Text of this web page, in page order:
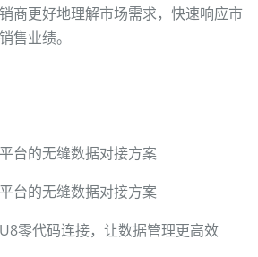
商更好地理解市场需求，快速响应市
售业绩。
台的无缝数据对接方案
台的无缝数据对接方案
零代码连接，让数据管理更高效